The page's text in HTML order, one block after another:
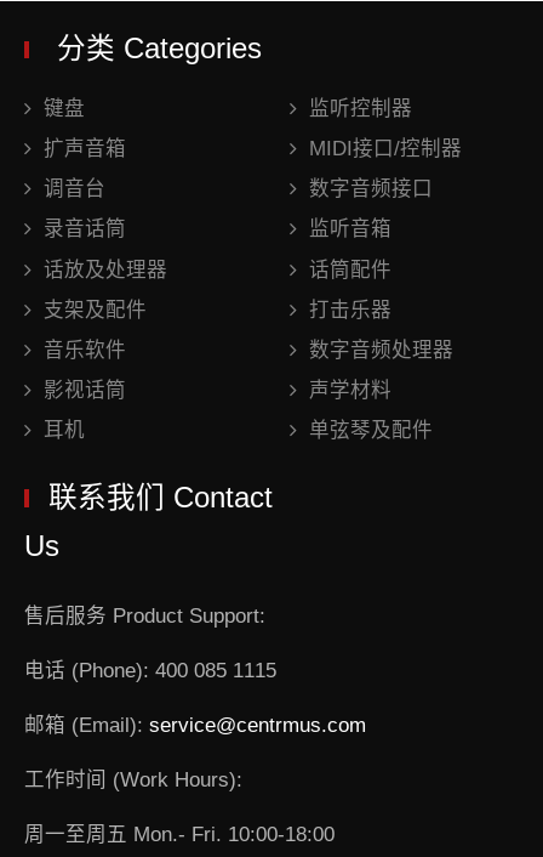
分类 Categories
键盘
监听控制器
扩声音箱
MIDI接口/控制器
调音台
数字音频接口
录音话筒
监听音箱
话放及处理器
话筒配件
支架及配件
打击乐器
音乐软件
数字音频处理器
影视话筒
声学材料
耳机
单弦琴及配件
联系我们 Contact
Us
售后服务 Product Support:
电话 (Phone): 400 085 1115
邮箱 (Email): service@centrmus.com
工作时间 (Work Hours):
周一至周五 Mon.- Fri. 10:00-18:00